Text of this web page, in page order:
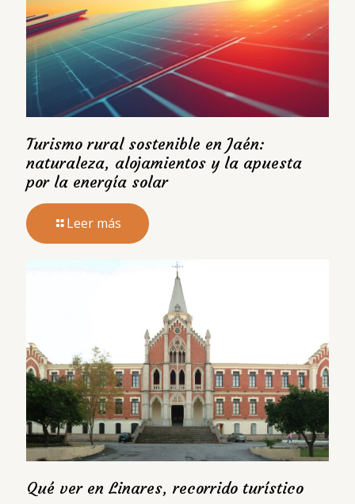
Turismo rural sostenible en Jaén:
naturaleza, alojamientos y la apuesta
por la energía solar
Leer más
Qué ver en Linares, recorrido turístico